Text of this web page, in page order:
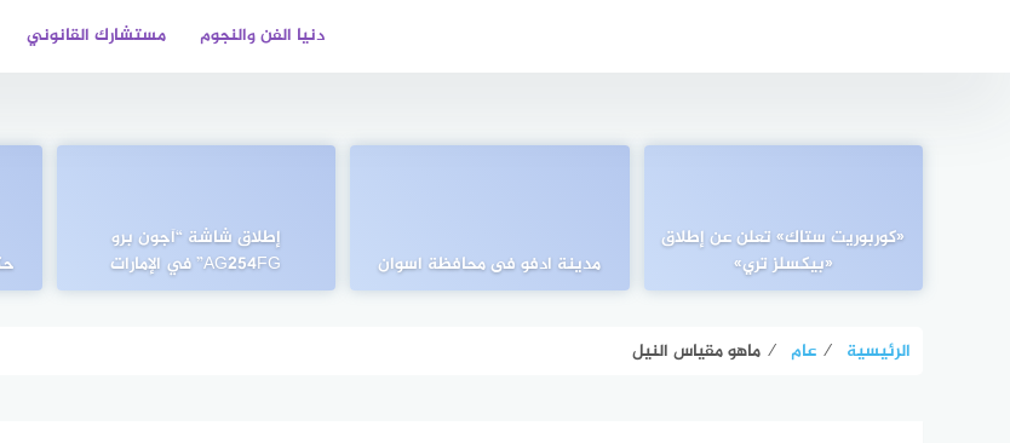
مستشارك القانوني دنيا الفن والنجوم
إطلاق شاشة “اَجون برو
AG254FG” في الإمارات
مدينة ادفو فى محافظة اسوان
«كوربوريت ستاك» تعلن عن إطلاق
«بيكسلز تري»
الرئيسية ⁄ عام ⁄ ماهو مقياس النيل